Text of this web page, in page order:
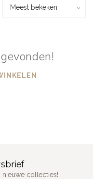
nieuwe collecties!